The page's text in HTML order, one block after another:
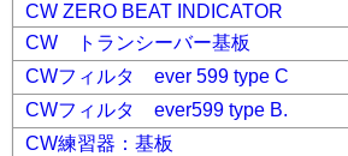
CW ZERO BEAT INDICATOR
CW トランシーバー基板
CWフィルタ ever 599 type C
CWフィルタ ever599 type B.
CW練習器：基板